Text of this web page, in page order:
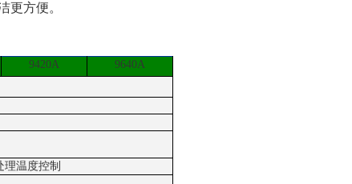
更方便。
9420A 9640A
温度控制